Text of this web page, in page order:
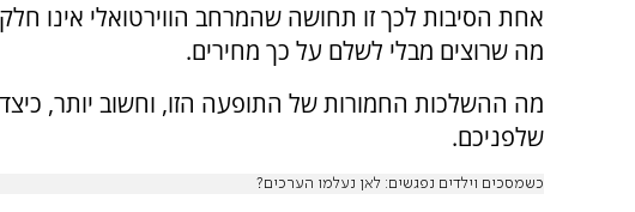
אחת הסיבות לכך זו תחושה שהמרחב הווירטואלי אינו
מה שרוצים מבלי לשלם על כך מחירים.
מה ההשלכות החמורות של התופעה הזו, וחשוב יותר,
שלפניכם.
כשמסכים וילדים נפגשים: לאן נעלמו הערכים?